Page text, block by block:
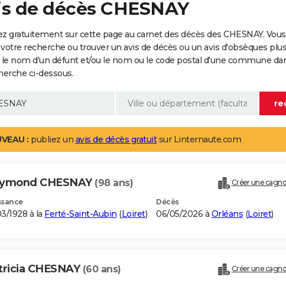
de décès CHESNAY
gratuitement sur cette page au carnet des décès des CHESNAY.
recherche ou trouver un avis de décès ou un avis d'obsèques
nom d'un défunt et/ou le nom ou le code postal d'une commune
ci-dessous.
: publiez un avis de décès gratuitsur Linternaute.com
CHESNAY (98 ans) Créer une
1928 à la Ferté-Saint-Aubin (Loiret)
Décès
06/05/2026 à Orléans (Loiret)
CHESNAY (60 ans) Créer une